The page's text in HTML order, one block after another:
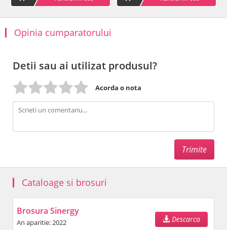
Opinia cumparatorului
Detii sau ai utilizat produsul?
Acorda o nota
Cataloage si brosuri
Brosura Sinergy
An aparitie: 2022 Descarca